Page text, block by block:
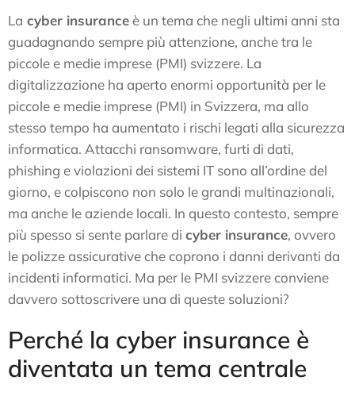
La cyber insuranceè un tema che negli ultimi anni sta
guadagnando sempre più attenzione, anche tra le
piccole e medie imprese (PMI) svizzere. La
digitalizzazione ha aperto enormi opportunità per le
piccole e medie imprese (PMI) in Svizzera, ma allo
stesso tempo ha aumentato i rischi legati alla sicurezza
informatica. Attacchi ransomware, furti di dati,
phishing e violazioni dei sistemi IT sono all’ordine del
giorno, e colpiscono non solo le grandi multinazionali,
ma anche le aziende locali. In questo contesto, sempre
più spesso si sente parlare di cyber insurance, ovvero
le polizze assicurative che coprono i danni derivanti da
incidenti informatici. Ma per le PMI svizzere conviene
davvero sottoscrivere una di queste soluzioni?
Perché la cyber insurance è
diventata un tema centrale